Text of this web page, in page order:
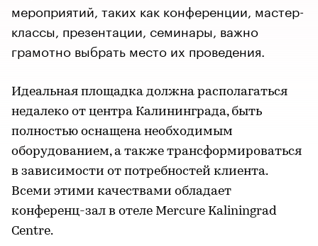
мероприятий, таких как конференции, мастер-
классы, презентации, семинары, важно
грамотно выбрать место их проведения.
Идеальная площадка должна располагаться
недалеко от центра Калининграда, быть
полностью оснащена необходимым
оборудованием, а также трансформироваться
в зависимости от потребностей клиента.
Всеми этими качествами обладает
конференц-зал в отеле Mercure Kaliningrad
Centre.